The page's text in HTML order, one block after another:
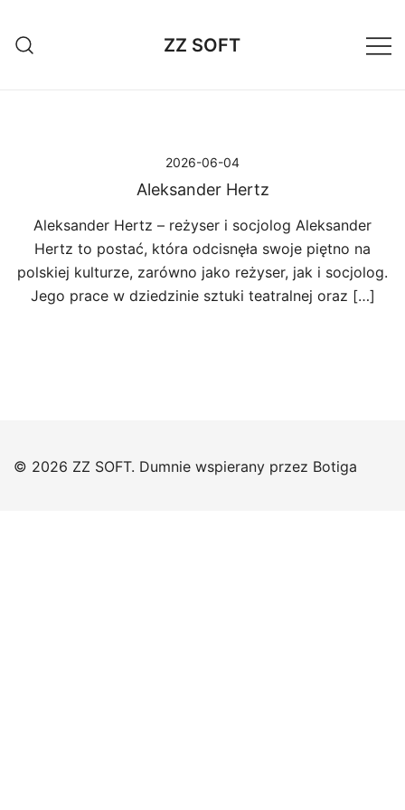
treści
ZZ SOFT
2026-06-04
Aleksander Hertz
Aleksander Hertz – reżyser i socjolog Aleksander
Hertz to postać, która odcisnęła swoje piętno na
polskiej kulturze, zarówno jako reżyser, jak i socjolog.
Jego prace w dziedzinie sztuki teatralnej oraz […]
© 2026 ZZ SOFT. Dumnie wspierany przez Botiga